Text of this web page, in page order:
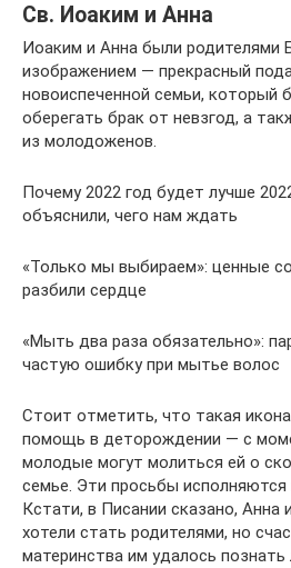
Св. Иоаким и Анна
Иоаким и Анна были родителями
изображением — прекрасный
новоиспеченной семьи, который
оберегать брак от невзгод, а
из молодоженов.
Почему 2022 год будет лучше
объяснили, чего нам ждать
«Только мы выбираем»: ценные
разбили сердце
«Мыть два раза обязательно»:
частую ошибку при мытье волос
Стоит отметить, что такая
помощь в деторождении — с
молодые могут молиться ей о
семье. Эти просьбы исполняются
Кстати, в Писании сказано, Анна
хотели стать родителями, но
материнства им удалось